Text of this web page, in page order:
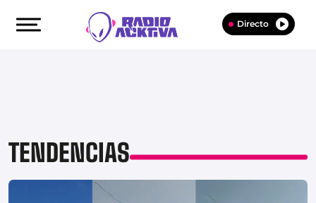
Directo
TENDENCIAS